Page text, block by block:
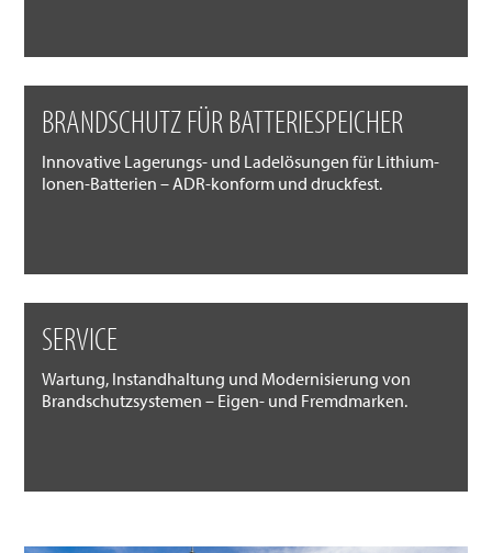
BRANDSCHUTZ FÜR BATTERIESPEICHER
Innovative Lagerungs- und Ladelösungen für Lithium-
Ionen-Batterien – ADR-konform und druckfest.
SERVICE
Wartung, Instandhaltung und Modernisierung von
Brandschutzsystemen – Eigen- und Fremdmarken.